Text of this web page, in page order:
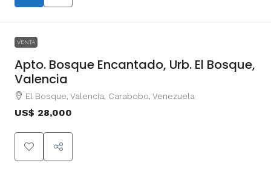
VENTA
Apto. Bosque Encantado, Urb. El Bosque,
Valencia
El Bosque, Valencia, Carabobo, Venezuela
US$ 28,000